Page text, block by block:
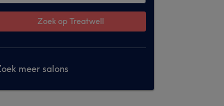
Zoek op Treatwell
meer salons